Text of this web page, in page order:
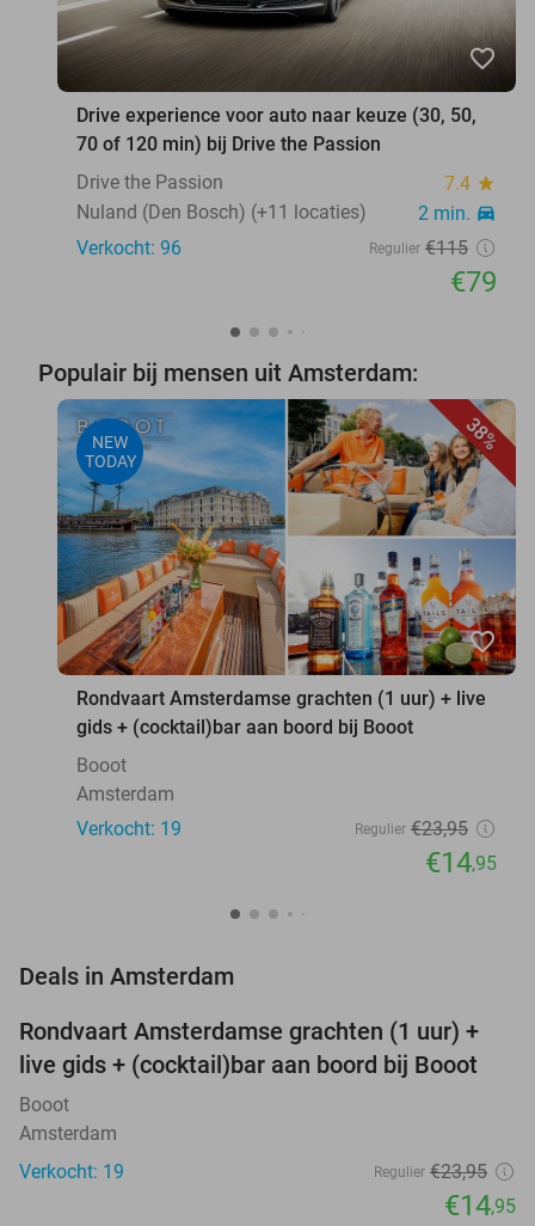
favorite_border
Drive experience voor auto naar keuze (30, 50,
70 of 120 min) bij Drive the Passion
Drive the Passion
7.4 star
Nuland (Den Bosch) (+11 locaties) 2 min. directions_car
Verkocht: 96 Regulier €115
€79
Populair bij mensen uit Amsterdam:
38%
NEW
TODAY
favorite_border
Rondvaart Amsterdamse grachten (1 uur) + live
gids + (cocktail)bar aan boord bij Booot
Booot
Amsterdam
Verkocht: 19
Regulier €23,95
€14,95
Deals in Amsterdam
38%
TODAY
Rondvaart Amsterdamse grachten (1 uur) +
live gids + (cocktail)bar aan boord bij Booot
Booot
Amsterdam
Verkocht: 19
Regulier €23,95
€14,95